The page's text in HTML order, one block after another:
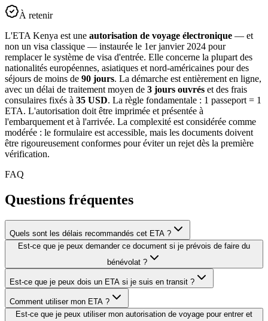
À retenir
L'ETA Kenya est une autorisation de voyage électronique — et
non un visa classique — instaurée le 1er janvier 2024 pour
remplacer le système de visa d'entrée. Elle concerne la plupart des
nationalités européennes, asiatiques et nord-américaines pour des
séjours de moins de 90 jours. La démarche est entièrement en ligne,
avec un délai de traitement moyen de 3 jours ouvrés et des frais
consulaires fixés à 35 USD. La règle fondamentale : 1 passeport = 1
ETA. L'autorisation doit être imprimée et présentée à
l'embarquement et à l'arrivée. La complexité est considérée comme
modérée : le formulaire est accessible, mais les documents doivent
être rigoureusement conformes pour éviter un rejet dès la première
vérification.
FAQ
Questions fréquentes
Quels sont les délais recommandés cet ETA ?
Est-ce que je peux demander ce document si je prévois de faire du
bénévolat ?
Est-ce que je peux dois un ETA si je suis en transit ?
Comment utiliser mon ETA ?
Est-ce que je peux utiliser mon autorisation de voyage pour entrer et